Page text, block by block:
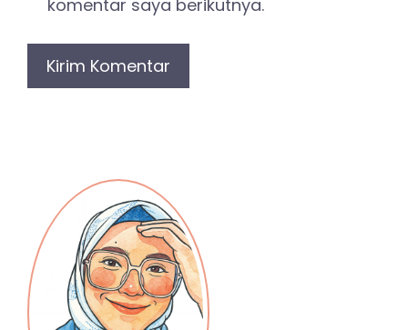
komentar saya berikutnya.